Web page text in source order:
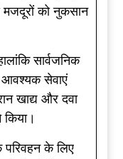
मजदूरों को नुकसान
सार्वजनिक
आवश्यक सेवाएं
खाद्य और दवा
किया।
के लिए